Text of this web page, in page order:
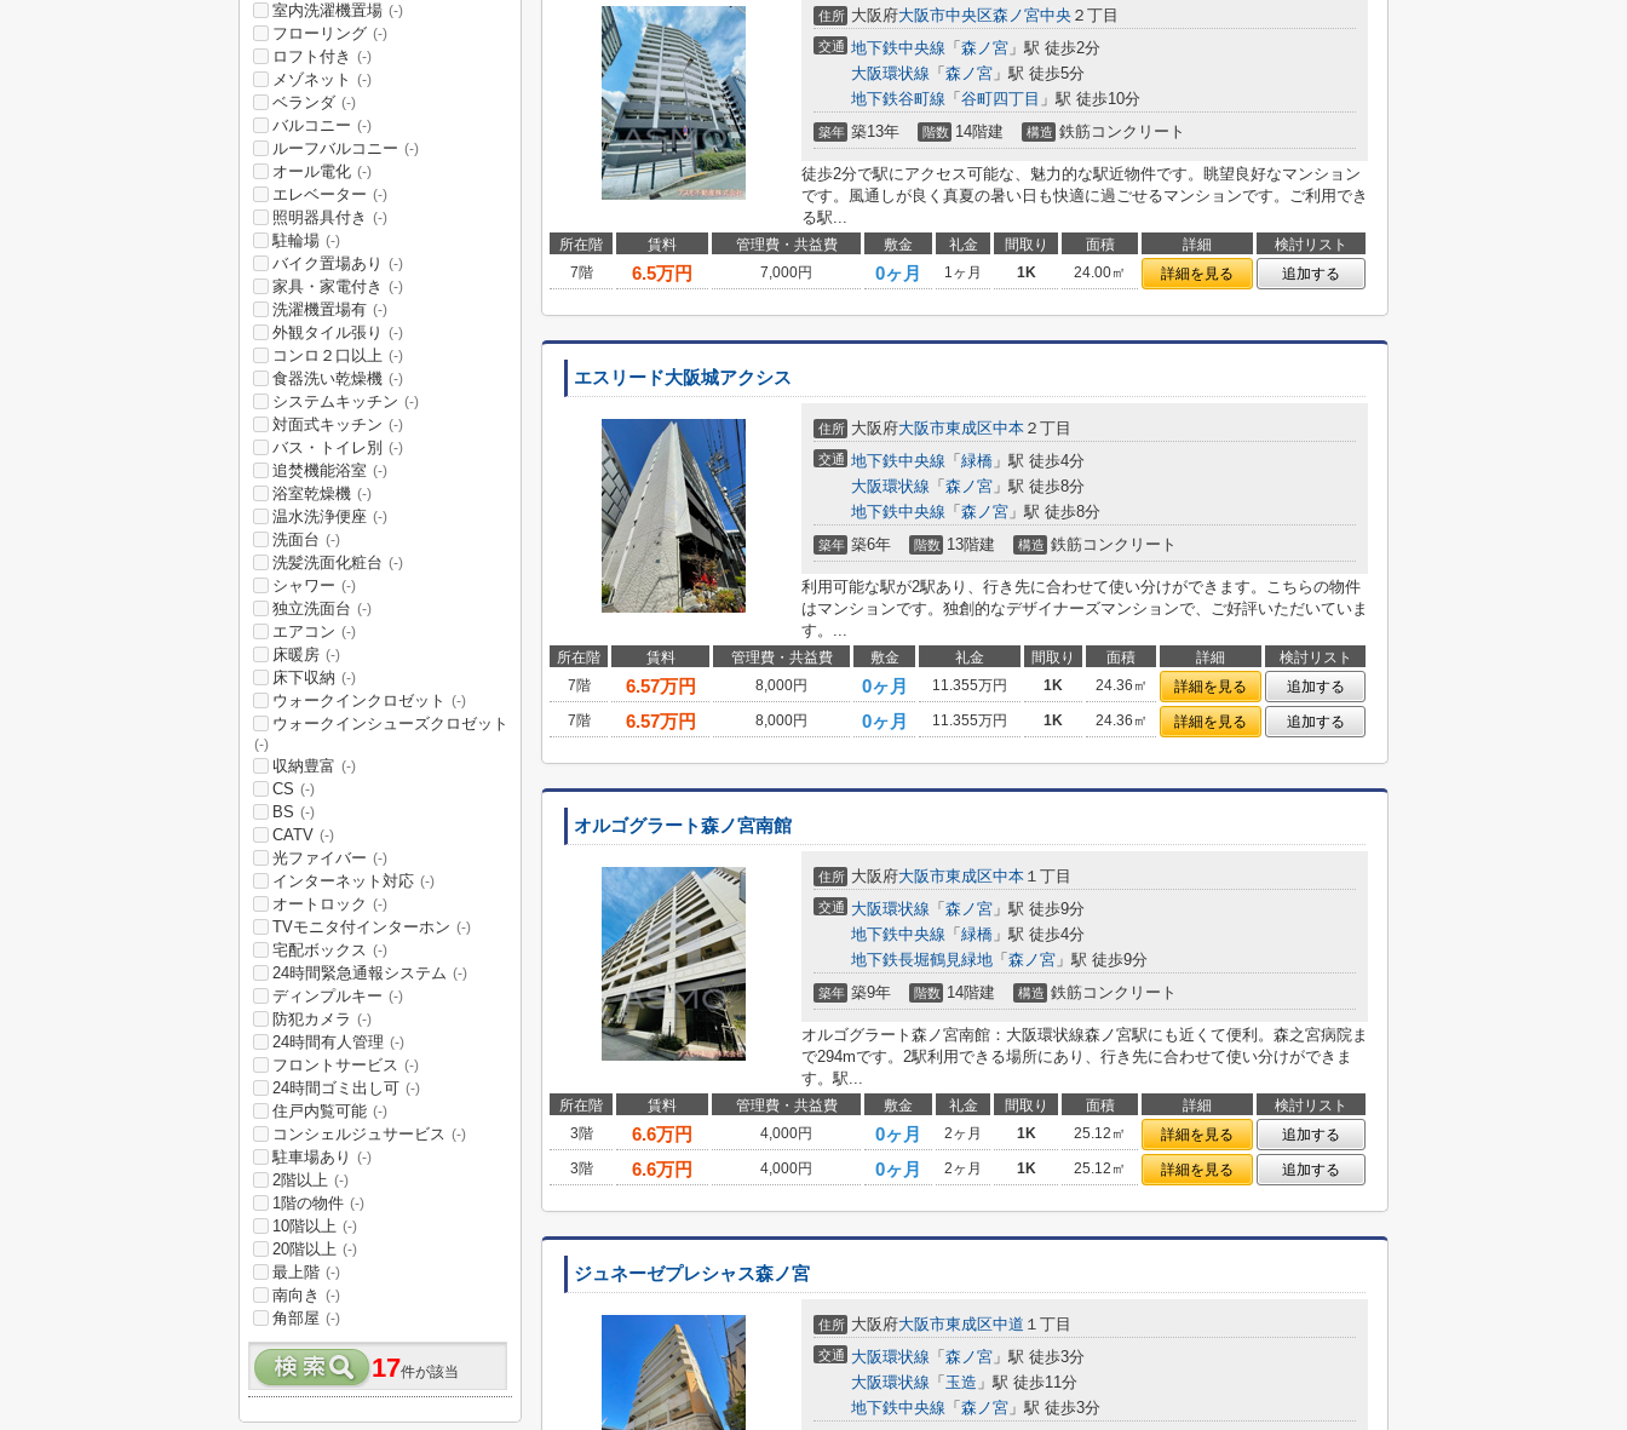
住所 大阪府大阪市中央区森ノ宮中央 ２丁目
交通 地下鉄中央線 「 森ノ宮 」駅 徒歩2分
大阪環状線 「 森ノ宮 」駅 徒歩5分
地下鉄谷町線 「 谷町四丁目 」駅 徒歩10分
築年 築13年 階数 14階建 構造 鉄筋コンクリート
徒歩2分で駅にアクセス可能な、魅力的な駅近物件です。眺望良好なマンション
です。風通しが良く真夏の暑い日も快適に過ごせるマンションです。ご利用でき
る駅...
所在階 賃料 管理費・共益費 敷金 礼金 間取り 面積 詳細
検討リスト
7階
6.5万円 7,000円 0ヶ月 1ヶ月 1K 24.00㎡ 詳細を見る 追加する
エスリード大阪城アクシス
住所 大阪府大阪市東成区中本 ２丁目
交通 地下鉄中央線 「 緑橋 」駅 徒歩4分
大阪環状線 「 森ノ宮 」駅 徒歩8分
地下鉄中央線 「 森ノ宮 」駅 徒歩8分
築年 築6年 階数 13階建 構造 鉄筋コンクリート
利用可能な駅が2駅あり、行き先に合わせて使い分けができます。こちらの物件
はマンションです。独創的なデザイナーズマンションで、ご好評いただいていま
す。...
所在階 賃料 管理費・共益費 敷金 礼金 間取り 面積 詳細
検討リスト
7階
6.57万円 8,000円 0ヶ月 11.355万円 1K 24.36㎡ 詳細を見る
追加する
7階
6.57万円 8,000円 0ヶ月 11.355万円 1K 24.36㎡ 詳細を見る 追加する
オルゴグラート森ノ宮南館
住所 大阪府大阪市東成区中本 １丁目
交通 大阪環状線 「 森ノ宮 」駅 徒歩9分
地下鉄中央線 「 緑橋 」駅 徒歩4分
地下鉄長堀鶴見緑地 「 森ノ宮 」駅 徒歩9分
築年 築9年 階数 14階建 構造 鉄筋コンクリート
オルゴグラート森ノ宮南館：大阪環状線森ノ宮駅にも近くて便利。森之宮病院ま
で294mです。2駅利用できる場所にあり、行き先に合わせて使い分けができま
す。駅...
所在階 賃料 管理費・共益費 敷金 礼金 間取り 面積 詳細
検討リスト
3階
6.6万円 4,000円 0ヶ月 2ヶ月 1K 25.12㎡ 詳細を見る
追加する
3階
6.6万円 4,000円 0ヶ月 2ヶ月 1K 25.12㎡ 詳細を見る 追加する
ジュネーゼプレシャス森ノ宮
住所 大阪府大阪市東成区中道 １丁目
交通 大阪環状線 「 森ノ宮 」駅 徒歩3分
大阪環状線 「 玉造 」駅 徒歩11分
地下鉄中央線 「 森ノ宮 」駅 徒歩3分
室内洗濯機置場 (-)
フローリング (-)
ロフト付き (-)
メゾネット (-)
ベランダ (-)
バルコニー (-)
ルーフバルコニー (-)
オール電化 (-)
エレベーター (-)
照明器具付き (-)
駐輪場 (-)
バイク置場あり (-)
家具・家電付き (-)
洗濯機置場有 (-)
外観タイル張り (-)
コンロ２口以上 (-)
食器洗い乾燥機 (-)
システムキッチン (-)
対面式キッチン (-)
バス・トイレ別 (-)
追焚機能浴室 (-)
浴室乾燥機 (-)
温水洗浄便座 (-)
洗面台 (-)
洗髪洗面化粧台 (-)
シャワー (-)
独立洗面台 (-)
エアコン (-)
床暖房 (-)
床下収納 (-)
ウォークインクロゼット (-)
ウォークインシューズクロゼット
(-)
収納豊富 (-)
CS (-)
BS (-)
CATV (-)
光ファイバー (-)
インターネット対応 (-)
オートロック (-)
TVモニタ付インターホン (-)
宅配ボックス (-)
24時間緊急通報システム (-)
ディンプルキー (-)
防犯カメラ (-)
24時間有人管理 (-)
フロントサービス (-)
24時間ゴミ出し可 (-)
住戸内覧可能 (-)
コンシェルジュサービス (-)
駐車場あり (-)
2階以上 (-)
1階の物件 (-)
10階以上 (-)
20階以上 (-)
最上階 (-)
南向き (-)
角部屋 (-)
17件が該当